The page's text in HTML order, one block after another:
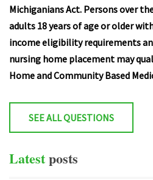
Michiganians Act. Persons over
adults 18 years of age or older
income eligibility requirements
nursing home placement may
Home and Community Based
SEE ALL QUESTIONS
Latestposts